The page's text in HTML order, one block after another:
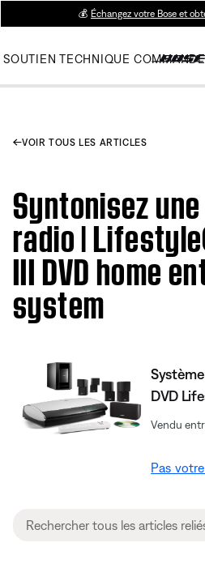
💰 Échangez votre Bose et
SOUTIEN TECHNIQUE
VOIR TOUS LES ARTICLES
Syntonisez
radio |
III DVD home
system
DVD
Vendu
Pas